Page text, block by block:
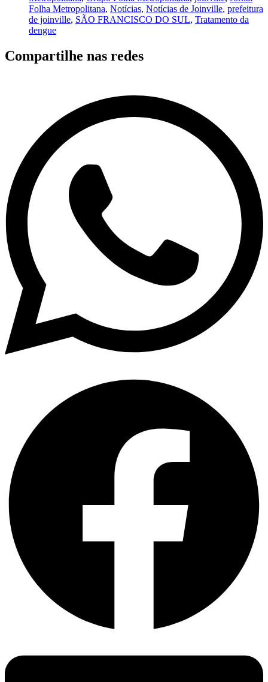
Folha Metropolitana, Notícias, Notícias de Joinville, prefeitura
de joinville, SÃO FRANCISCO DO SUL, Tratamento da
dengue
Compartilhe nas redes